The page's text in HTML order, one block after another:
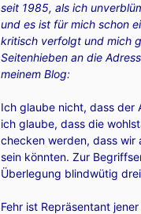
seit 1985, als ich
und es ist für mich schon
kritisch verfolgt und mich
Seitenhieben an die
meinem Blog:
Ich glaube nicht, dass der
ich glaube, dass die
checken werden, dass wir
sein könnten. Zur
Überlegung blindwütig
Fehr ist Repräsentant